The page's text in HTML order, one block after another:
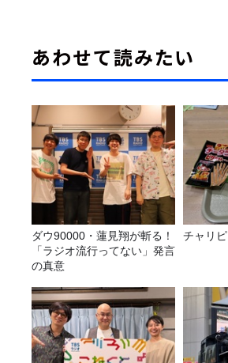
あわせて読みたい
ダウ90000・蓮見翔が斬る！
「ラジオ流行ってない」発言
の真意
チャリピ